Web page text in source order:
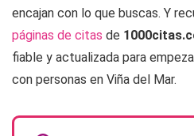
encajan con lo que buscas. Y
páginas de citas de
fiable y actualizada para
con personas en Viña del Mar.